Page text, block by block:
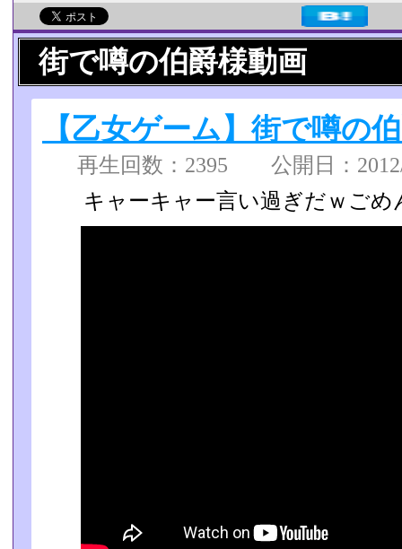
街で噂の伯爵様動画
【乙女ゲーム】街で噂の
再生回数：2395 公開日：
キャーキャー言い過ぎだｗごめ